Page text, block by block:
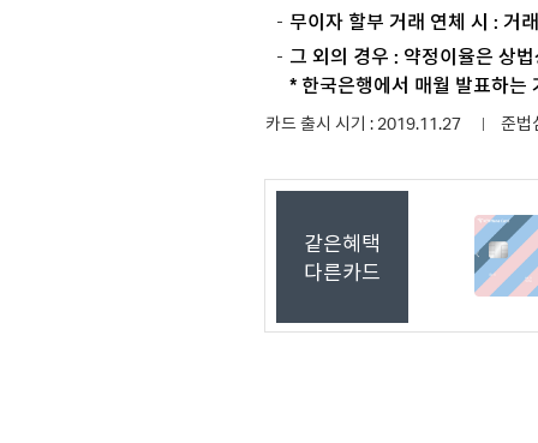
무이자 할부 거래 연체 시 : 거
그 외의 경우 : 약정이율은 상
* 한국은행에서 매월 발표하는
카드 출시 시기 : 2019.11.27 준법
같은혜택
다른카드